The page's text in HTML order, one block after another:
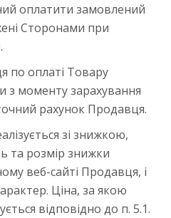
оплатити замовлений
Сторонами при
по оплаті Товару
моменту зарахування
рахунок Продавця.
зі знижкою,
та розмір знижки
веб-сайті Продавця, і
Ціна, за якою
відповідно до п. 5.1.